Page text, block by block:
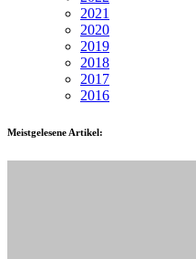
2021
2020
2019
2018
2017
2016
Meistgelesene Artikel: